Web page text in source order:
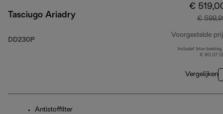
Tasciugo Ariadry
DD230P
€
€
Voorgestelde
Inclusief btw-bedrag
€ 90,07
Vergelijken
Antistoffilter